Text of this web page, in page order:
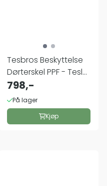
Tesbros Beskyttelse
Dørterskel PPF - Tesla
Model ...
798,-
På lager
Kjøp